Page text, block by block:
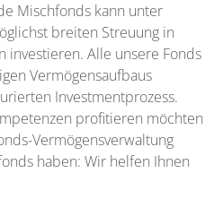
Mischfonds kann unter
breiten Streuung in
investieren. Alle unsere Fonds
Vermögensaufbaus
Investmentprozess.
profitieren möchten
Vermögensverwaltung
haben: Wir helfen Ihnen